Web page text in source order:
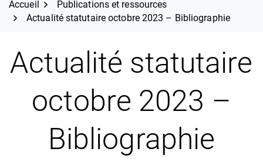
Accueil
Publications et ressources
Actualité statutaire octobre 2023 – Bibliographie
Actualité statutaire
octobre 2023 –
Bibliographie